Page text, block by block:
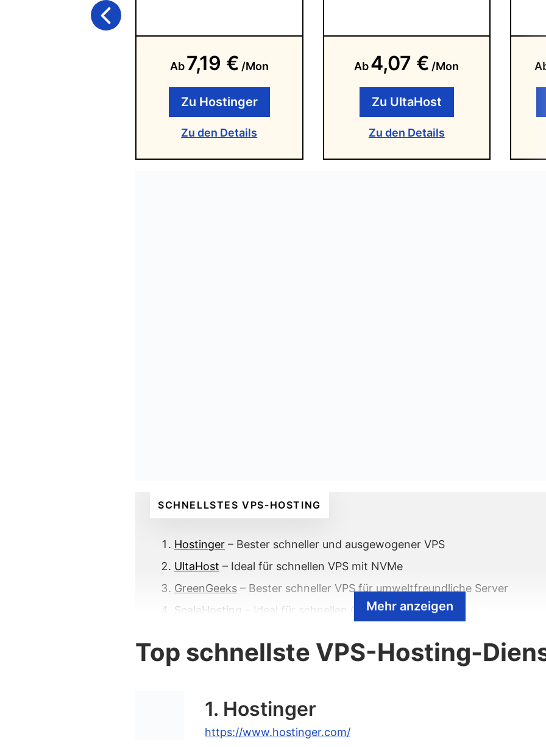
Ab 7,19 € /Mon
Zu Hostinger
Zu den Details
Ab4,07 € /Mon
Zu UltaHost
Zu den Details
SCHNELLSTES VPS-HOSTING
Hostinger – Bester schneller und ausgewogener VPS
UltaHost – Ideal für schnellen VPS mit NVMe
GreenGeeks – Bester schneller VPS für umweltfreundliche Server
ScalaHosting – Ideal für schnellen Cloud-VPS
TMDHosting– Bester schneller VPS für Server mit 3-Schicht-Caching
Top schnellste Cloud-Hosting-Dienste
Hostinger
Mehr anzeigen
Top schnellste VPS-Hosting-
1. Hostinger
https://www.hostinger.com/